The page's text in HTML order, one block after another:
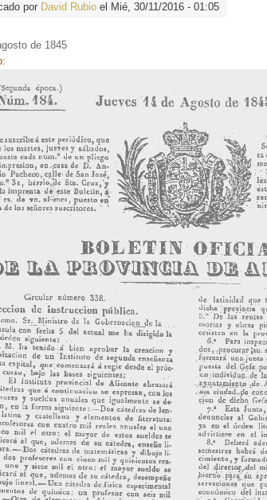
por David Rubio el Mié, 30/11/2016 - 01:05
de 1845